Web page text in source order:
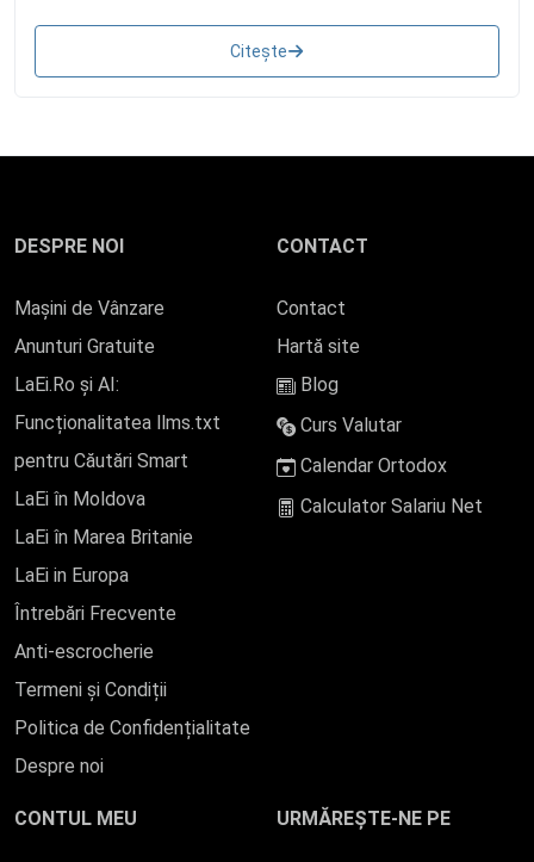
Citește
DESPRE NOI
Mașini de Vânzare
Anunturi Gratuite
LaEi.Ro și AI:
Funcționalitatea llms.txt
pentru Căutări Smart
LaEi în Moldova
LaEi în Marea Britanie
LaEi in Europa
Întrebări Frecvente
Anti-escrocherie
Termeni și Condiții
Politica de Confidențialitate
Despre noi
CONTACT
Contact
Hartă site
Blog
Curs Valutar
Calendar Ortodox
Calculator Salariu Net
CONTUL MEU URMĂREȘTE-NE PE